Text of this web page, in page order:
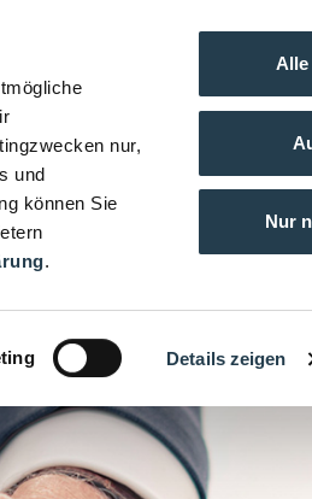
nur,
und
können Sie
.
Details zeigen
Alle
Nur